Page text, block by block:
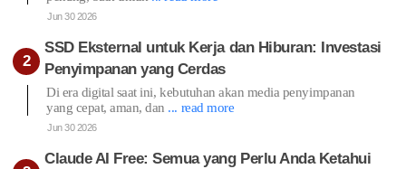
Jun 30 2026
SSD Eksternal untuk Kerja dan Hiburan: Investasi
Penyimpanan yang Cerdas
Di era digital saat ini, kebutuhan akan media penyimpanan
yang cepat, aman, dan ... read more
Jun 30 2026
Claude AI Free: Semua yang Perlu Anda Ketahui